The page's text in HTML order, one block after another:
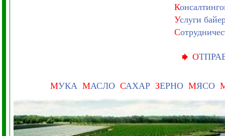
К
Услуги
С
О
МУКА МАСЛО САХАР ЗЕРНО МЯСО